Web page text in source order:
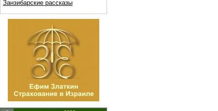
Занзибарские рассказы